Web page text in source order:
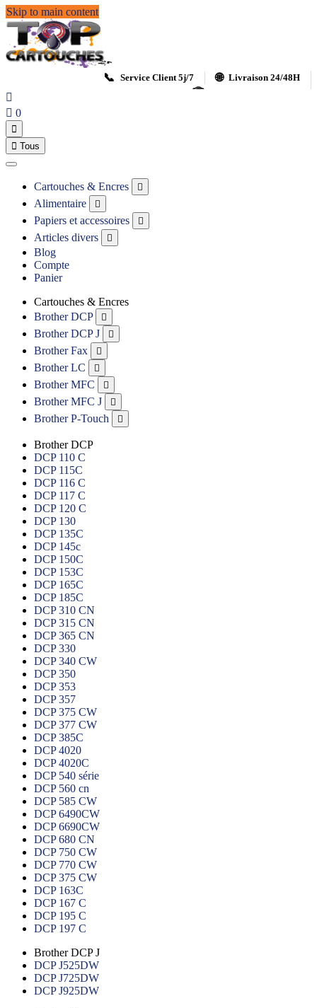
Skip to main content
📞 Service Client 5j/7 🌐 Livraison 24/48H
🏆

 0

 Tous
Cartouches & Encres 
Alimentaire 
Papiers et accessoires 
Articles divers 
Blog
Compte
Panier
Cartouches & Encres
Brother DCP

Brother DCP J 
Brother Fax 
Brother LC 
Brother MFC 
Brother MFC J 
Brother P-Touch 
Brother DCP
DCP 110 C
DCP 115C
DCP 116 C
DCP 117 C
DCP 120 C
DCP 130
DCP 135C
DCP 145c
DCP 150C
DCP 153C
DCP 165C
DCP 185C
DCP 310 CN
DCP 315 CN
DCP 365 CN
DCP 330
DCP 340 CW
DCP 350
DCP 353
DCP 357
DCP 375 CW
DCP 377 CW
DCP 385C
DCP 4020
DCP 4020C
DCP 540 série
DCP 560 cn
DCP 585 CW
DCP 6490CW
DCP 6690CW
DCP 680 CN
DCP 750 CW
DCP 770 CW
DCP 375 CW
DCP 163C
DCP 167 C
DCP 195 C
DCP 197 C
Brother DCP J
DCP J525DW
DCP J725DW
DCP J925DW